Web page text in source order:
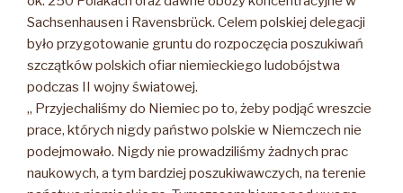
Sachsenhausen i Ravensbrück. Celem polskiej delegacji
było przygotowanie gruntu do rozpoczęcia poszukiwań
szczątków polskich ofiar niemieckiego ludobójstwa
podczas II wojny światowej.
„ Przyjechaliśmy do Niemiec po to, żeby podjąć wreszcie
prace, których nigdy państwo polskie w Niemczech nie
podejmowało. Nigdy nie prowadziliśmy żadnych prac
naukowych, a tym bardziej poszukiwawczych, na terenie